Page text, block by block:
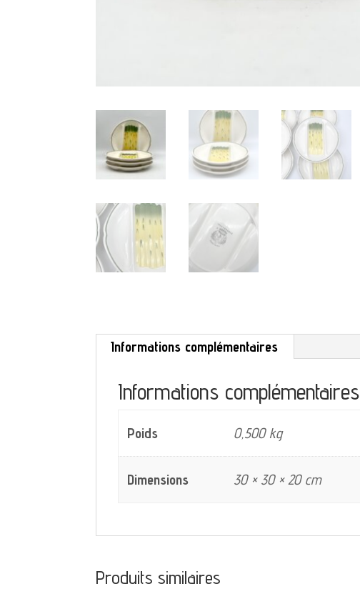
Informations complémentaires
Informations complémentaires
Poids 0,500 kg
Dimensions 30 × 30 × 20 cm
Produits similaires